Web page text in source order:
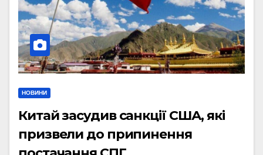
НОВИНИ
Китай засудив санкції США, які
призвели до припинення